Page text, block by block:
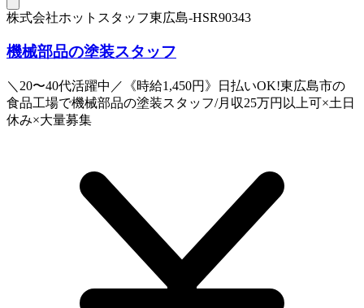
株式会社ホットスタッフ東広島-HSR90343
機械部品の塗装スタッフ
＼20〜40代活躍中／《時給1,450円》日払いOK!東広島市の
食品工場で機械部品の塗装スタッフ/月収25万円以上可×土日
休み×大量募集